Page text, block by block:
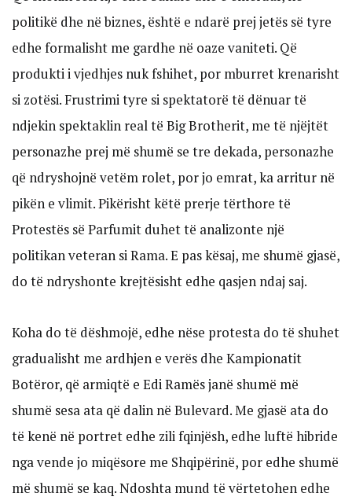
politikë dhe në biznes, është e ndarë prej jetës së tyre
edhe formalisht me gardhe në oaze vaniteti. Që
produkti i vjedhjes nuk fshihet, por mburret krenarisht
si zotësi. Frustrimi tyre si spektatorë të dënuar të
ndjekin spektaklin real të Big Brotherit, me të njëjtët
personazhe prej më shumë se tre dekada, personazhe
që ndryshojnë vetëm rolet, por jo emrat, ka arritur në
pikën e vlimit. Pikërisht këtë prerje tërthore të
Protestës së Parfumit duhet të analizonte një
politikan veteran si Rama. E pas kësaj, me shumë gjasë,
do të ndryshonte krejtësisht edhe qasjen ndaj saj.
Koha do të dëshmojë, edhe nëse protesta do të shuhet
gradualisht me ardhjen e verës dhe Kampionatit
Botëror, që armiqtë e Edi Ramës janë shumë më
shumë sesa ata që dalin në Bulevard. Me gjasë ata do
të kenë në portret edhe zili fqinjësh, edhe luftë hibride
nga vende jo miqësore me Shqipërinë, por edhe shumë
më shumë se kaq. Ndoshta mund të vërtetohen edhe